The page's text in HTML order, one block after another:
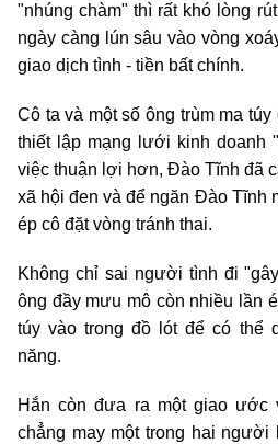
"nhúng chàm" thì rất khó lòng
ngày càng lún sâu vào vòng
giao dịch tình - tiền bất chính.
Cô ta và một số ông trùm ma
thiết lập mạng lưới kinh doanh
việc thuận lợi hơn, Đào Tĩnh đã
xã hội đen và để ngăn Đào Tĩnh
ép cô đặt vòng tránh thai.
Không chỉ sai người tình đi
ông đầy mưu mô còn nhiều lần
túy vào trong đồ lót để có thể
năng.
Hắn còn đưa ra một giao ước
chẳng may một trong hai người